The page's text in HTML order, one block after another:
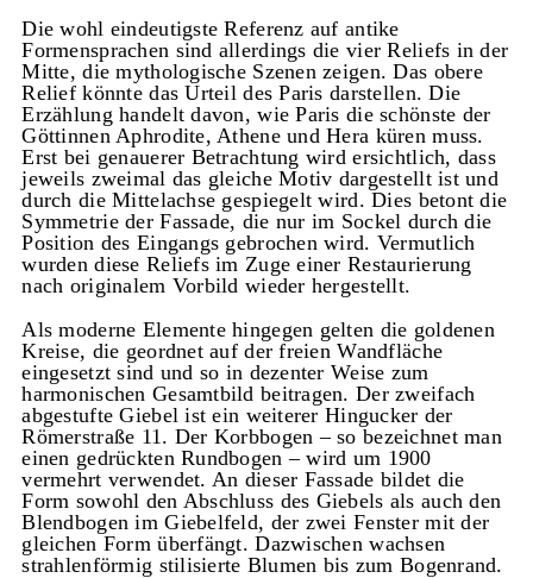
Die wohl eindeutigste Referenz auf antike
Formensprachen sind allerdings die vier Reliefs in der
Mitte, die mythologische Szenen zeigen. Das obere
Relief könnte das Urteil des Paris darstellen. Die
Erzählung handelt davon, wie Paris die schönste der
Göttinnen Aphrodite, Athene und Hera küren muss.
Erst bei genauerer Betrachtung wird ersichtlich, dass
jeweils zweimal das gleiche Motiv dargestellt ist und
durch die Mittelachse gespiegelt wird. Dies betont die
Symmetrie der Fassade, die nur im Sockel durch die
Position des Eingangs gebrochen wird. Vermutlich
wurden diese Reliefs im Zuge einer Restaurierung
nach originalem Vorbild wieder hergestellt.
Als moderne Elemente hingegen gelten die goldenen
Kreise, die geordnet auf der freien Wandfläche
eingesetzt sind und so in dezenter Weise zum
harmonischen Gesamtbild beitragen. Der zweifach
abgestufte Giebel ist ein weiterer Hingucker der
Römerstraße 11. Der Korbbogen – so bezeichnet man
einen gedrückten Rundbogen – wird um 1900
vermehrt verwendet. An dieser Fassade bildet die
Form sowohl den Abschluss des Giebels als auch den
Blendbogen im Giebelfeld, der zwei Fenster mit der
gleichen Form überfängt. Dazwischen wachsen
strahlenförmig stilisierte Blumen bis zum Bogenrand.